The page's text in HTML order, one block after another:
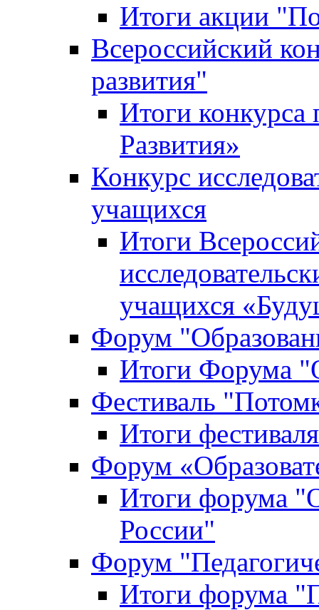
Итоги акции
Всероссийский
развития"
Итоги конкурса
Развития»
Конкурс
учащихся
Итоги
учащихся
Форум
Итоги Форума
Фестиваль
Итоги
Форум
Итоги форума
России"
Форум
Итоги форума